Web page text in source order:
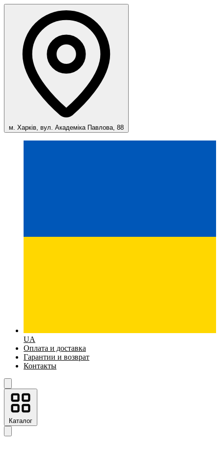
м. Харків, вул. Академіка Павлова, 88
UA
Оплата и доставка
Гарантии и возврат
Контакты
Каталог